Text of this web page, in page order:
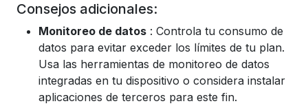
Consejos adicionales:
Monitoreo de datos : Controla tu consumo de
datos para evitar exceder los límites de tu plan.
Usa las herramientas de monitoreo de datos
integradas en tu dispositivo o considera instalar
aplicaciones de terceros para este fin.